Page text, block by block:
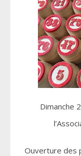
Dimanche
Ouverture des